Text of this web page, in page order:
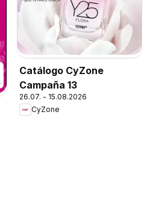
Catálogo CyZone
Campaña 13
26.07. - 15.08.2026
CyZone